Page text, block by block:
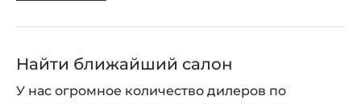
Найти ближайший салон
У нас огромное количество дилеров по